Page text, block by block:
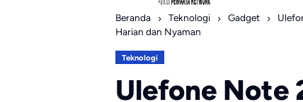
Beranda Teknologi Gadget
Harian dan Nyaman
Teknologi
Ulefone Note